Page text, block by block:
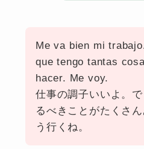
Me va bien mi
que tengo tantas
hacer. Me voy.
仕事の調子いいよ。
るべきことがたくさ
う行くね。